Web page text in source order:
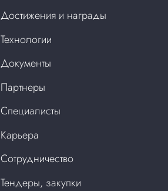
Достижения и награды
Технологии
Документы
Партнеры
Специалисты
Карьера
Сотрудничество
Тендеры, закупки